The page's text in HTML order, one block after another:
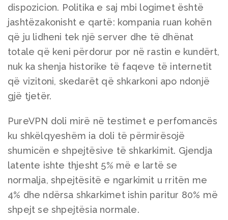
dispozicion. Politika e saj mbi logimet është
jashtëzakonisht e qartë: kompania ruan kohën
që ju lidheni tek një server dhe të dhënat
totale që keni përdorur por në rastin e kundërt,
nuk ka shenja historike të faqeve të internetit
që vizitoni, skedarët që shkarkoni apo ndonjë
gjë tjetër.
PureVPN doli mirë në testimet e perfomancës
ku shkëlqyeshëm ia doli të përmirësojë
shumicën e shpejtësive të shkarkimit. Gjendja
latente ishte thjesht 5% më e lartë se
normalja, shpejtësitë e ngarkimit u rritën me
4% dhe ndërsa shkarkimet ishin paritur 80% më
shpejt se shpejtësia normale.